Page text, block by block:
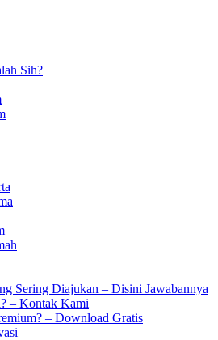
Sih?
Sering Diajukan – Disini Jawabannya
– Kontak Kami
– Download Gratis